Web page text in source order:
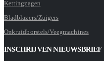
Kettingzagen
Bladblazers/Zuigers
Onkruidborstels/Veegmachines
INSCHRIJVEN NIEUWSBRIEF